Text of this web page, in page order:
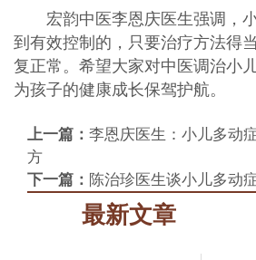
宏韵中医李恩庆医生强调，
到有效控制的，只要治疗方法得
复正常。希望大家对中医调治小
为孩子的健康成长保驾护航。
上一篇： 李恩庆医生：小儿多动
方
下一篇： 陈治珍医生谈小儿多动
最新文章